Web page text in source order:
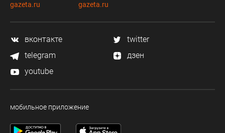
gazeta.ru
gazeta.ru
вконтакте
twitter
telegram
дзен
youtube
мобильное приложение